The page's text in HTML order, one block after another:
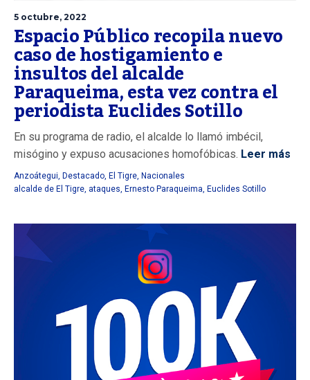
5 octubre, 2022
Espacio Público recopila nuevo
caso de hostigamiento e
insultos del alcalde
Paraqueima, esta vez contra el
periodista Euclides Sotillo
En su programa de radio, el alcalde lo llamó imbécil,
misógino y expuso acusaciones homofóbicas. Leer más
Anzoátegui, Destacado, El Tigre, Nacionales
alcalde de El Tigre, ataques, Ernesto Paraqueima, Euclides Sotillo